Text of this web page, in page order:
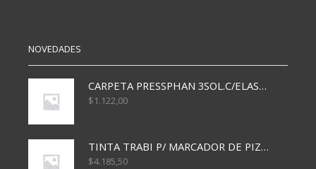
NOVEDADES
CARPETA PRESSPHAN 3SOL.C/ELAST MARRON A4 P01A
$1.122,00
TINTA TRABI P/ MARCADOR DE PIZARRA x30ml AZUL
$4.185,50